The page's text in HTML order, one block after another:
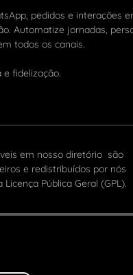
pedidos e interações
Automatize jornadas,
todos os canais.
fidelização.
em nosso diretório são
e redistribuídos por nós
Pública Geral (GPL).